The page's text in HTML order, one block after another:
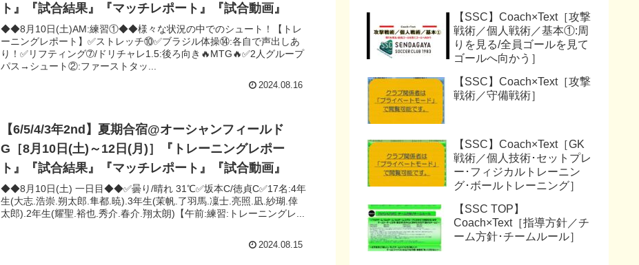
ト』『試合結果』『マッチレポート』『試合動画』
◆◆8月10日(土)AM:練習①◆◆様々な状況の中でのシュート！【トレ
ーニングレポート】✅ストレッチ⑩✅ブラジル体操⑭:各自で声出しあ
り！✅リフティング➆/ドリチャレ1.5:後ろ向き🔥MTG🔥✅️2人グループ
パス→シュート②:ファーストタッ...
2024.08.16
【6/5/4/3年2nd】夏期合宿@オーシャンフィールド
G［8月10日(土)～12日(月)］『トレーニングレポー
ト』『試合結果』『マッチレポート』『試合動画』
◆◆8月10日(土) 一日目◆◆✅曇り/晴れ 31℃✅坂本C/徳貞C✅17名:4年
生(大志.浩崇.朔太郎.隼都.暁).3年生(茉帆.了羽馬.凜士.亮照.凪.紗瑚.倖
太郎).2年生(耀聖.裕也.秀介.春介.翔太朗)【午前:練習:トレーニングレ...
2024.08.15
【SSC】Coach×Text［攻撃
戦術／個人戦術／基本①:周
りを見る/全員ゴールを見て
ゴールへ向かう］
【SSC】Coach×Text［攻撃
戦術／守備戦術］
【SSC】Coach×Text［GK
戦術／個人技術･セットプレ
ー･フィジカルトレーニン
グ･ボールトレーニング］
【SSC TOP】
Coach×Text［指導方針／チ
ーム方針･チームルール］